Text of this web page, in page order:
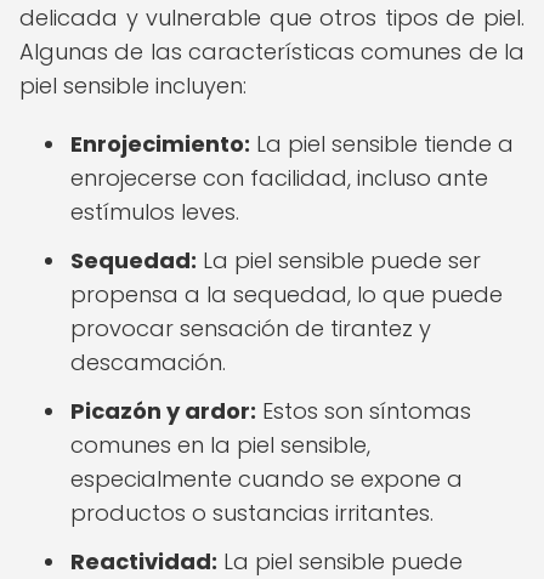
delicada y vulnerable que otros tipos de piel.
Algunas de las características comunes de la
piel sensible incluyen:
Enrojecimiento: La piel sensible tiende a
enrojecerse con facilidad, incluso ante
estímulos leves.
Sequedad: La piel sensible puede ser
propensa a la sequedad, lo que puede
provocar sensación de tirantez y
descamación.
Picazón y ardor: Estos son síntomas
comunes en la piel sensible,
especialmente cuando se expone a
productos o sustancias irritantes.
Reactividad: La piel sensible puede